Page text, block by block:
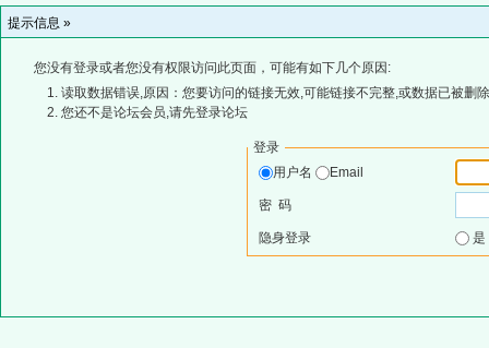
提示信息 »
您没有登录或者您没有权限访问此页面，可能有如下几个原因:
读取数据错误,原因：您要访问的链接无效,可能链接不完整,或数据已被删
您还不是论坛会员,请先登录论坛
登录
用户名
Email
密 码
隐身登录